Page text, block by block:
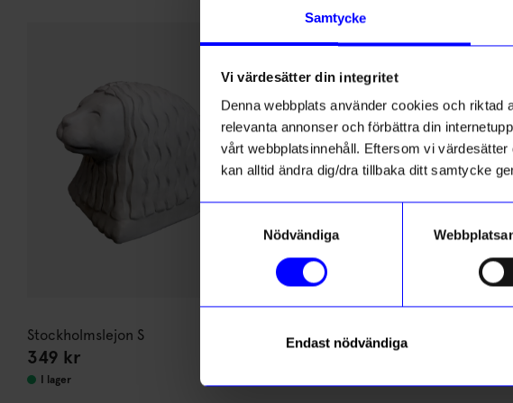
Samtycke
Vi värdesätter din integritet
Denna webbplats använder cookies och
relevanta annonser och förbättra din
vårt webbplatsinnehåll. Eftersom vi
kan alltid ändra dig/dra tillbaka ditt samtycke
Nödvändiga
Endast nödvändiga
Stockholmslejon S
349 kr
I lager
Presenttips
Stockholmslejon L